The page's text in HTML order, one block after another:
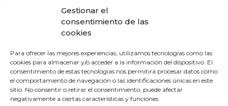
Gestionar el
consentimiento de las
cookies
Para ofrecer las mejores experiencias, utilizamos tecnologías como las
cookies para almacenar y/o acceder a la información del dispositivo. El
consentimiento de estas tecnologías nos permitirá procesar datos como
el comportamiento de navegación o las identificaciones únicas en este
sitio. No consentir o retirar el consentimiento, puede afectar
negativamente a ciertas características y funciones.
Manuel García de la Vega, director gerente del Hospital
Universitario Juan Ramón Jiménez.
La Escuela de Verano Sénior cierra su
programación con una charla sobre
sexualidad y suelo pélvico en las
personas mayores
4 de agosto de 2026